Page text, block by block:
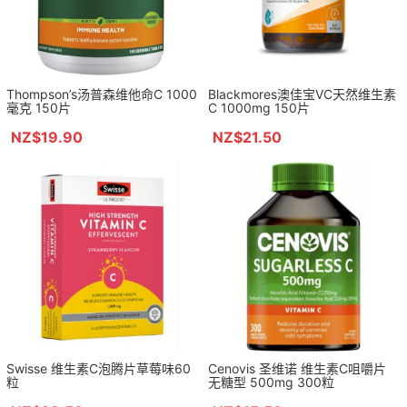
Thompson’s汤普森维他命C 1000
毫克 150片
NZ$19.90
Blackmores澳佳宝VC天然维生素
C 1000mg 150片
NZ$21.50
Swisse 维生素C泡腾片草莓味60
粒
Cenovis 圣维诺 维生素C咀嚼片
无糖型 500mg 300粒